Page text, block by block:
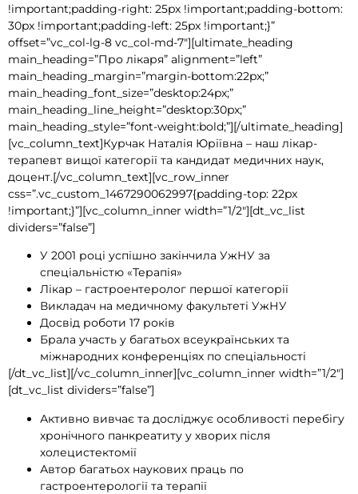
!important;padding-right: 25px !important;padding-bottom:
30px !important;padding-left: 25px !important;}”
offset=”vc_col-lg-8 vc_col-md-7″][ultimate_heading
main_heading=”Про лікаря” alignment=”left”
main_heading_margin=”margin-bottom:22px;”
main_heading_font_size=”desktop:24px;”
main_heading_line_height=”desktop:30px;”
main_heading_style=”font-weight:bold;”][/ultimate_heading]
[vc_column_text]Курчак Наталія Юріївна – наш лікар-
терапевт вищої категорії та кандидат медичних наук,
доцент.[/vc_column_text][vc_row_inner
css=”.vc_custom_1467290062997{padding-top: 22px
!important;}”][vc_column_inner width=”1/2″][dt_vc_list
dividers=”false”]
У 2001 році успішно закінчила УжНУ за
спеціальністю «Терапія»
Лікар – гастроентеролог першої категорії
Викладач на медичному факультеті УжНУ
Досвід роботи 17 років
Брала участь у багатьох всеукраїнських та
міжнародних конференціях по спеціальності
[/dt_vc_list][/vc_column_inner][vc_column_inner width=”1/2″]
[dt_vc_list dividers=”false”]
Активно вивчає та досліджує особливості перебігу
хронічного панкреатиту у хворих після
холецистектомії
Автор багатьох наукових праць по
гастроентерології та терапії